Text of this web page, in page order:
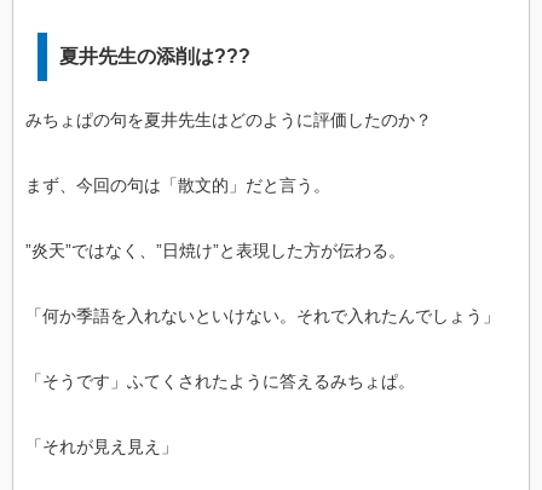
夏井先生の添削は???
みちょぱの句を夏井先生はどのように評価したのか？
まず、今回の句は「散文的」だと言う。
”炎天”ではなく、”日焼け”と表現した方が伝わる。
「何か季語を入れないといけない。それで入れたんでしょう」
「そうです」ふてくされたように答えるみちょぱ。
「それが見え見え」